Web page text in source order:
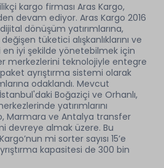
kargo firması Aras Kargo,
devam ediyor. Aras Kargo 2016
dönüşüm yatırımlarına,
tüketici alışkanlıklarını ve
iyi şekilde yönetebilmek için
merkezlerini teknolojiyle entegre
ayrıştırma sistemi olarak
odaklandı. Mevcut
Boğaziçi ve Orhanlı,
yatırımlarını
Marmara ve Antalya transfer
devreye almak üzere. Bu
mi sorter sayısı 15’e
kapasitesi de 300 bin